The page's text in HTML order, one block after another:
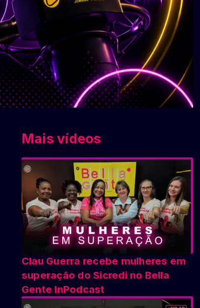
Mais vídeos
Clau Guerra recebe mulheres em
superação do Sicredi no Bella
Gente InPodcast